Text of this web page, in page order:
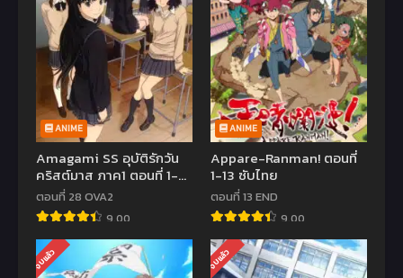
ANIME
Amagami SS อุบัติรักวัน
คริสต์มาส ภาค1 ตอนที่ 1-
26 พากย์ไทย
ตอนที่ 28 OVA2
9.00
ANIME
Appare-Ranman! ตอนที่
1-13 ซับไทย
ตอนที่ 13 END
9.00
จบแล้ว จบแล้ว